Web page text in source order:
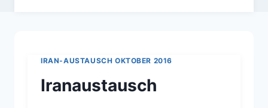
IRAN-AUSTAUSCH OKTOBER 2016
Iranaustausch